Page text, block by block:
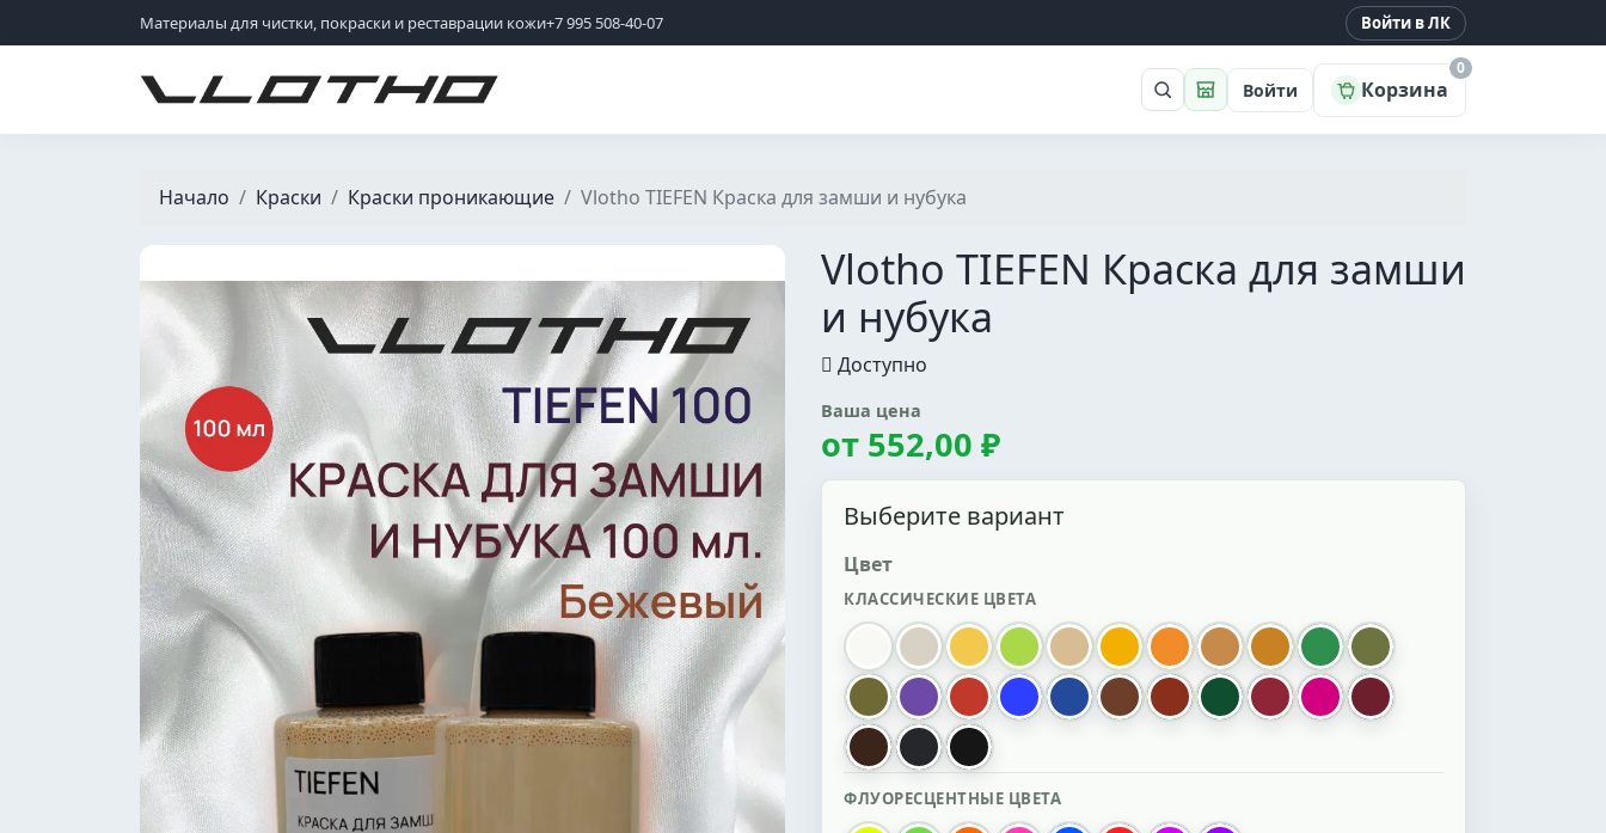
Материалы для чистки, покраски и реставрации кожи+7 995 508-40-07 Войти в ЛК
VLOTHO ПоискМагазин
Войти Корзина
0
Начало Краски Краски проникающие Vlotho TIEFEN Краска для замши и нубука
Vlotho TIEFEN Краска для замши
и нубука
Доступно
Ваша цена
от 552,00 ₽
Выберите вариант
Цвет
КЛАССИЧЕСКИЕ ЦВЕТА
белыйнейтральный
желтыйЛаймбежевыйзолотистый
оранжевый
кэмелохра зеленыйболотный
хаки фиолетовый
красныйультрамарин электрик
синийкоричневый
красный оксид
т.зеленыйгранатовый
мажента фукси
Бордо
т.коричневый
графитчерный
ФЛУОРЕСЦЕНТНЫЕ ЦВЕТА